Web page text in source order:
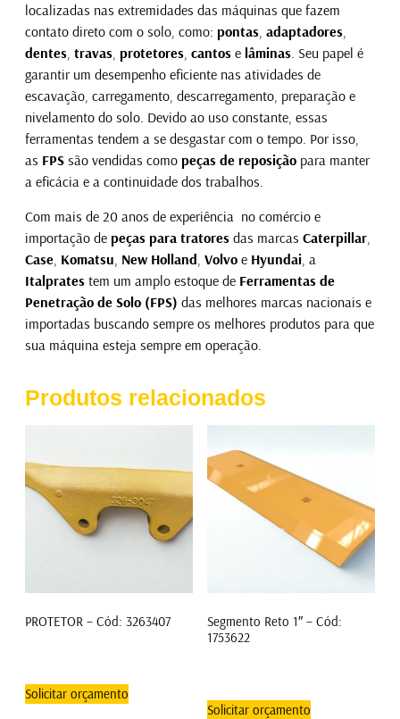
localizadas nas extremidades das máquinas que fazem
contato direto com o solo, como: pontas, adaptadores,
dentes, travas, protetores, cantose lâminas. Seu papel é
garantir um desempenho eficiente nas atividades de
escavação, carregamento, descarregamento, preparação e
nivelamento do solo. Devido ao uso constante, essas
ferramentas tendem a se desgastar com o tempo. Por isso,
as FPSsão vendidas como peças de reposiçãopara manter
a eficácia e a continuidade dos trabalhos.
Com mais de 20 anos de experiência no comércio e
importação de peças para tratoresdas marcas Caterpillar,
Case, Komatsu New Holland Volvoe Hyundai, a
Italpratestem um amplo estoque de Ferramentas de
Penetração de Solo (FPS) das melhores marcas nacionais e
importadas buscando sempre os melhores produtos para que
sua máquina esteja sempre em operação.
Produtos relacionados
PROTETOR – Cód: 3263407
Solicitar orçamento
Segmento Reto 1″ – Cód:
1753622
Solicitar orçamento